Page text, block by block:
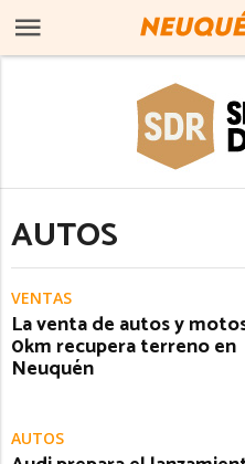
AUTOS
VENTAS
La venta de autos y
0km recupera terreno en
Neuquén
AUTOS